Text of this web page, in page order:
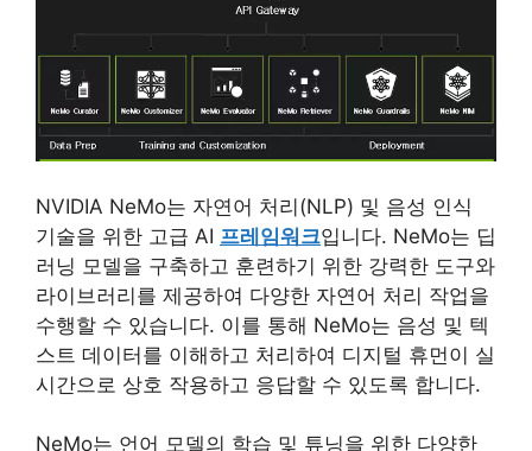
NVIDIA NeMo는 자연어 처리(NLP) 및 음성 인식
기술을 위한 고급 AI 프레임워크입니다. NeMo는 딥
러닝 모델을 구축하고 훈련하기 위한 강력한 도구와
라이브러리를 제공하여 다양한 자연어 처리 작업을
수행할 수 있습니다. 이를 통해 NeMo는 음성 및 텍
스트 데이터를 이해하고 처리하여 디지털 휴먼이 실
시간으로 상호 작용하고 응답할 수 있도록 합니다.
NeMo는 언어 모델의 학습 및 튜닝을 위한 다양한